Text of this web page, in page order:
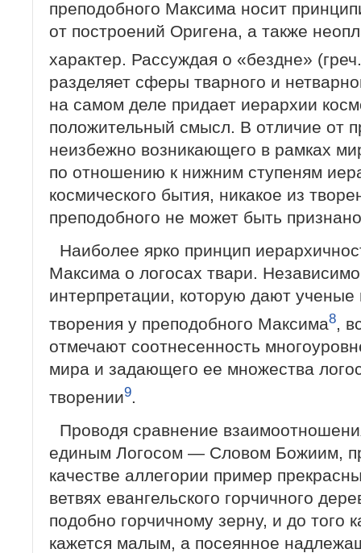
преподобного Максима носит
от построений Оригена, а также
характер. Рассуждая о «бездне»
разделяет сферы тварного и
на самом деле придает иерархии
положительный смысл. В отличие от
неизбежно возникающего в рамках
по отношению к нижним ступеням
космического бытия, никакое из
преподобного не может быть
Наиболее ярко принцип
Максима о логосах твари.
интерпретации, которую дают ученые
творения у преподобного Максима8,
отмечают соотнесенность
мира и задающего ее множества
творении9.
Проводя сравнение
единым Логосом — Словом Божиим,
качестве аллегории пример
ветвях евангельского горчичного
подобно горчичному зерну, и до того
кажется малым, а посеянное